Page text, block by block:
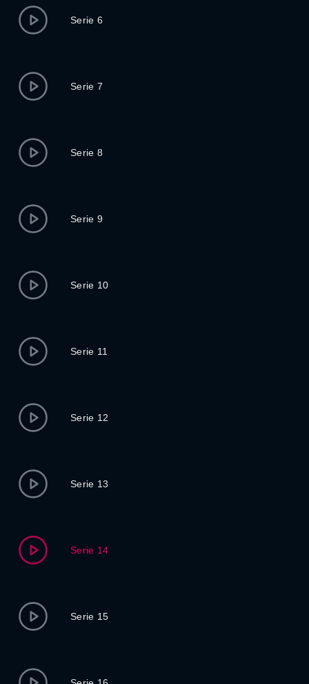
Serie 6
Serie 7
Serie 8
Serie 9
Serie 10
Serie 11
Serie 12
Serie 13
Serie 14
Serie 15